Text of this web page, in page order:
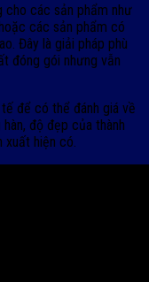
cho các sản phẩm như
các sản phẩm có
Đây là giải pháp phù
đóng gói nhưng vẫn
để có thể đánh giá về
độ đẹp của thành
hiện có.